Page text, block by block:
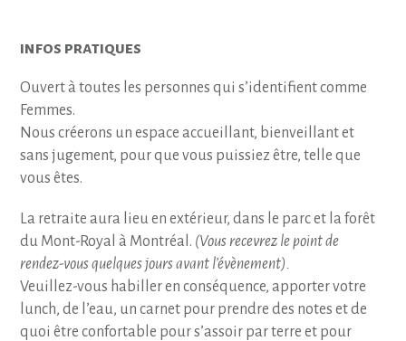
infos pratiques
Ouvert à toutes les personnes qui s’identifient comme
Femmes.
Nous créerons un espace accueillant, bienveillant et
sans jugement, pour que vous puissiez être, telle que
vous êtes.
La retraite aura lieu en extérieur, dans le parc et la forêt
du Mont-Royal à Montréal. (Vous recevrez le point de
rendez-vous quelques jours avant l’évènement).
Veuillez-vous habiller en conséquence, apporter votre
lunch, de l’eau, un carnet pour prendre des notes et de
quoi être confortable pour s’assoir par terre et pour